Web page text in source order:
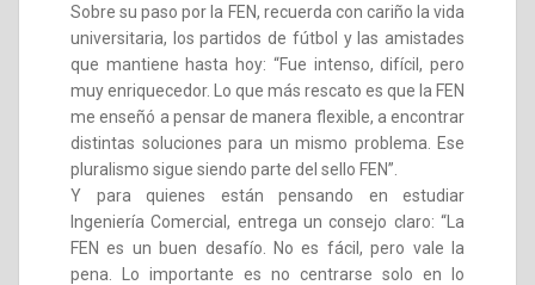
Sobre su paso por la FEN, recuerda con cariño la vida
universitaria, los partidos de fútbol y las amistades
que mantiene hasta hoy: “Fue intenso, difícil, pero
muy enriquecedor. Lo que más rescato es que la FEN
me enseñó a pensar de manera flexible, a encontrar
distintas soluciones para un mismo problema. Ese
pluralismo sigue siendo parte del sello FEN”.
Y para quienes están pensando en estudiar
Ingeniería Comercial, entrega un consejo claro: “La
FEN es un buen desafío. No es fácil, pero vale la
pena. Lo importante es no centrarse solo en lo